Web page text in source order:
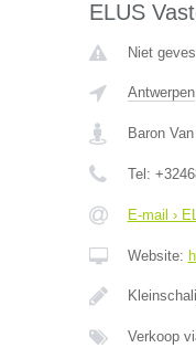
ELUS
Niet
Antwerpen
Baron
Tel:
E-mail ›
Website:
Verkoop